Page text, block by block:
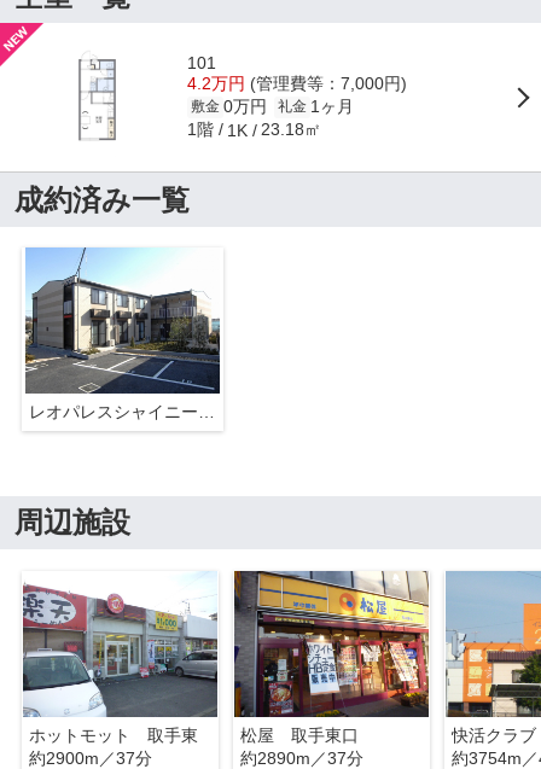
101
4.2万円 (管理費等：7,000円)
敷金 0万円 礼金 1ヶ月
1階 1K 23.18㎡
成約済み一覧
周辺施設
ホットモット 取手東
約2900m／37分
松屋 取手東口
約2890m／37分
快活クラ
約3754m